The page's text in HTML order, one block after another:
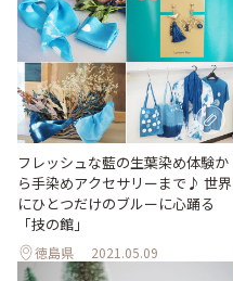
フレッシュな藍の生葉染め体験か
ら手染めアクセサリーまで♪ 世界
にひとつだけのブルーに心踊る
「技の館」
徳島県 2021.05.09